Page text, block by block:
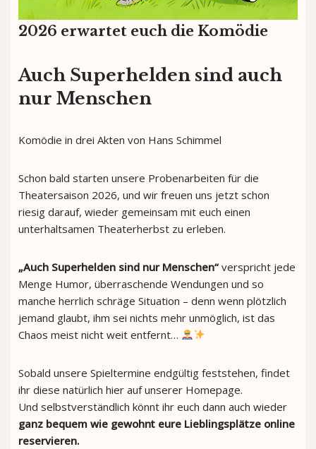
2026 erwartet euch die Komödie
Auch Superhelden sind auch
nur Menschen
Komödie in drei Akten von Hans Schimmel
Schon bald starten unsere Probenarbeiten für die
Theatersaison 2026, und wir freuen uns jetzt schon
riesig darauf, wieder gemeinsam mit euch einen
unterhaltsamen Theaterherbst zu erleben.
„Auch Superhelden sind nur Menschen“verspricht jede
Menge Humor, überraschende Wendungen und so
manche herrlich schräge Situation – denn wenn plötzlich
jemand glaubt, ihm sei nichts mehr unmöglich, ist das
Chaos meist nicht weit entfernt…
Sobald unsere Spieltermine endgültig feststehen, findet
ihr diese natürlich hier auf unserer Homepage.
Und selbstverständlich könnt ihr euch dann auch wieder
ganz bequem wie gewohnt eure Lieblingsplätze online
reservieren.